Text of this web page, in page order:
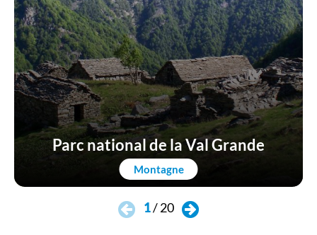
Montagne
Parc national de la Val Grande
1/20